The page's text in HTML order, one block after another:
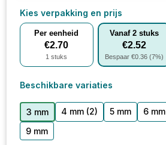
Kies verpakking en prijs
Per eenheid
€2.70
1 stuks
Vanaf 2 stuks
€2.52
Bespaar €0.36 (7%)
Beschikbare variaties
3 mm 4 mm (2) 5 mm 6 mm
9 mm